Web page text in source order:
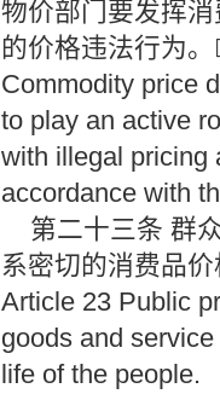
物价部门要发挥
的价格违法行为
Commodity price
to play an active
with illegal pricing
accordance with
第二十三条 群
系密切的消费品
Article 23 Public
goods and
life of the people.